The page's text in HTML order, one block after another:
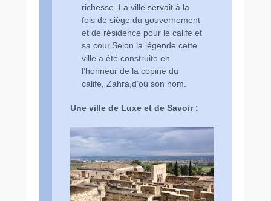
richesse. La ville servait à la
fois de siège du gouvernement
et de résidence pour le calife et
sa cour.Selon la légende cette
ville a été construite en
l’honneur de la copine du
calife, Zahra,d’où son nom.
Une ville de Luxe et de Savoir :